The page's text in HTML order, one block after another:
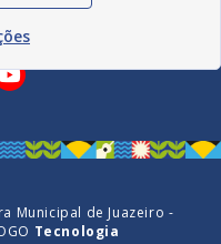
Municipal de Juazeiro -
Tecnologia